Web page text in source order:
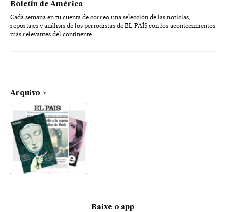
Boletín de América
Cada semana en tu cuenta de correo una selección de las noticias,
reportajes y análisis de los periodistas de EL PAÍS con los acontecimientos
más relevantes del continente.
Arquivo
Baixe o app